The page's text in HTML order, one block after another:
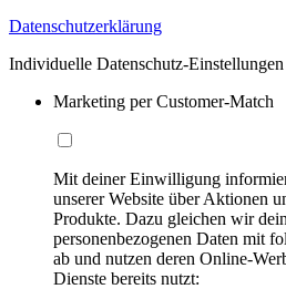
Datenschutzerklärung
Individuelle Datenschutz-Einstellungen
Marketing per Customer-Match
Mit deiner Einwilligung
unserer Website über Aktionen
Produkte. Dazu gleichen wir
personenbezogenen Daten mit
ab und nutzen deren Online-
Dienste bereits nutzt: